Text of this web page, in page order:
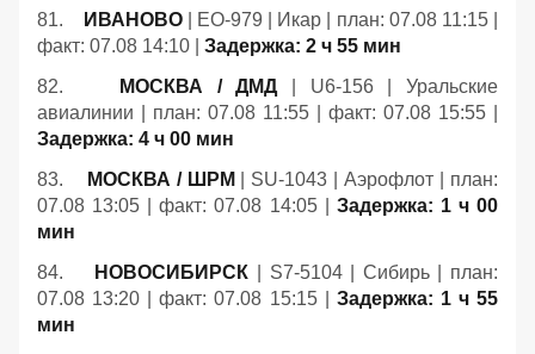
81.
ИВАНОВО| EO-979 | Икар | план: 07.08 11:15 |
факт: 07.08 14:10 | Задержка: 2 ч 55 мин
82.
МОСКВА / ДМД| U6-156 | Уральские
авиалинии | план: 07.08 11:55 | факт: 07.08 15:55 |
Задержка: 4 ч 00 мин
83.
МОСКВА / ШРМ | SU-1043 | Аэрофлот | план:
07.08 13:05 | факт: 07.08 14:05 | Задержка: 1 ч 00
мин
84.
НОВОСИБИРСК | S7-5104 | Сибирь | план:
07.08 13:20 | факт: 07.08 15:15 | Задержка: 1 ч 55
мин